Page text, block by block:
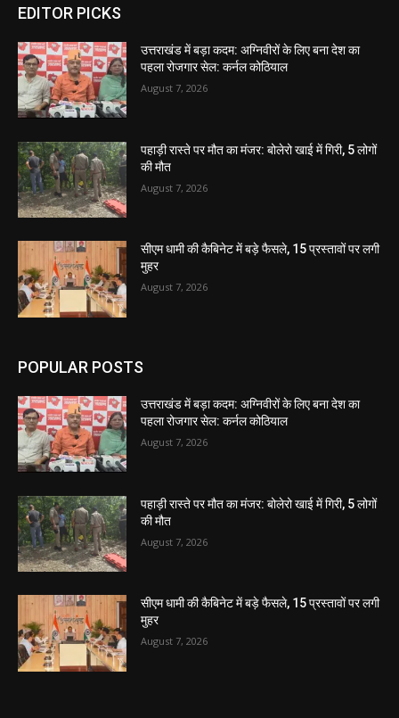
EDITOR PICKS
उत्तराखंड में बड़ा कदम: अग्निवीरों के लिए बना देश का
पहला रोजगार सेल: कर्नल कोठियाल
August 7, 2026
पहाड़ी रास्ते पर मौत का मंजर: बोलेरो खाई में गिरी, 5 लोगों
की मौत
August 7, 2026
सीएम धामी की कैबिनेट में बड़े फैसले, 15 प्रस्तावों पर लगी
मुहर
August 7, 2026
POPULAR POSTS
उत्तराखंड में बड़ा कदम: अग्निवीरों के लिए बना देश का
पहला रोजगार सेल: कर्नल कोठियाल
August 7, 2026
पहाड़ी रास्ते पर मौत का मंजर: बोलेरो खाई में गिरी, 5 लोगों
की मौत
August 7, 2026
सीएम धामी की कैबिनेट में बड़े फैसले, 15 प्रस्तावों पर लगी
मुहर
August 7, 2026